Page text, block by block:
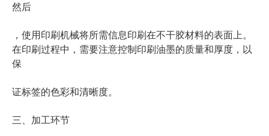
然后
，使用印刷机械将所需信息印刷在不干胶材料的表面上。
在印刷过程中，需要注意控制印刷油墨的质量和厚度，以
保
证标签的色彩和清晰度。
三、加工环节